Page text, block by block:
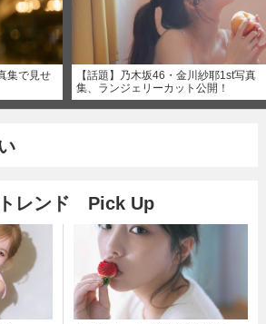
集で見せ
【話題】乃木坂46・金川紗耶1st写真
集、ランジェリーカット公開！
レンド Pick Up